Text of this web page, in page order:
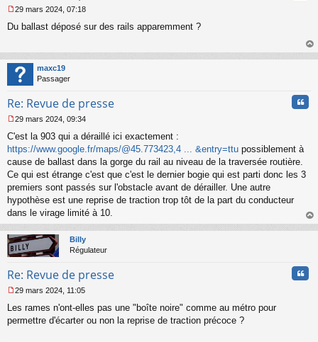
e
a
g
e
o
l
u
29 mars 2024, 07:18
Du ballast déposé sur des rails apparemment ?
au
maxc19
Passager
Re: Revue de presse
e
s
s
g
e
n
o
n
l
u
29 mars 2024, 09:34
C'est la 903 qui a déraillé ici exactement :
https://www.google.fr/maps/@45.773423,4 ... &entry=ttu possiblement à
cause de ballast dans la gorge du rail au niveau de la traversée routière.
Ce qui est étrange c'est que c'est le dernier bogie qui est parti donc les 3
premiers sont passés sur l'obstacle avant de dérailler. Une autre
hypothèse est une reprise de traction trop tôt de la part du conducteur
dans le virage limité à 10.
au
Billy
Régulateur
Re: Revue de presse
e
s
29 mars 2024, 11:05
Les rames n'ont-elles pas une "boîte noire" comme au métro pour
permettre d'écarter ou non la reprise de traction précoce ?